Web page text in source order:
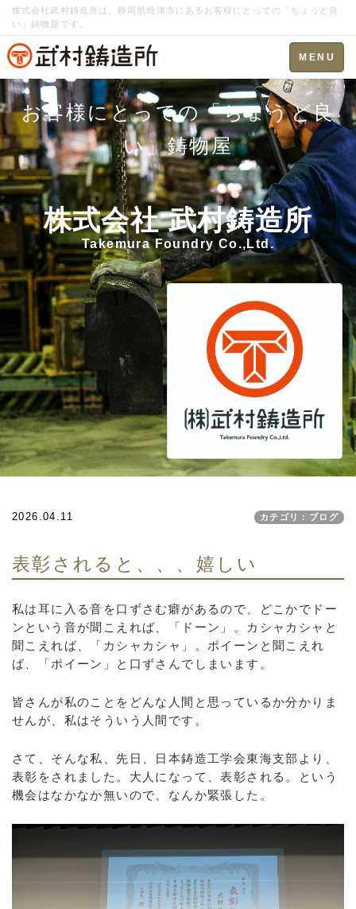
株式会社武村鋳造所は、静岡県焼津市にあるお客様にとっての「ちょうど良
い」鋳物屋です。
Toggle
navigation
MENU
お客様にとっての「ちょうど良
い」鋳物屋
株式会社 武村鋳造所
Takemura Foundry Co.,Ltd.
2026.04.11 カテゴリ：ブログ
表彰されると、、、嬉しい
私は耳に入る音を口ずさむ癖があるので、どこかでドー
ンという音が聞こえれば、「ドーン」。カシャカシャと
聞こえれば、「カシャカシャ」。ポイーンと聞こえれ
ば、「ポイーン」と口ずさんでしまいます。
皆さんが私のことをどんな人間と思っているか分かりま
せんが、私はそういう人間です。
さて、そんな私、先日、日本鋳造工学会東海支部より、
表彰をされました。大人になって、表彰される。という
機会はなかなか無いので、なんか緊張した。